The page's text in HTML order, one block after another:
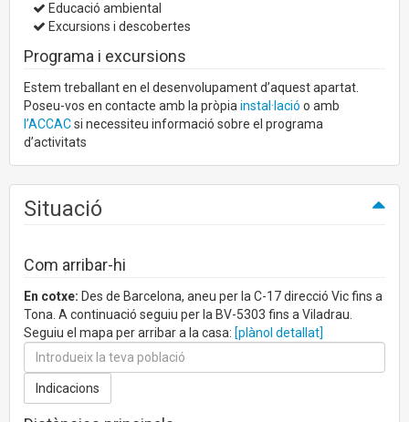
Educació ambiental
Excursions i descobertes
Programa i excursions
Estem treballant en el desenvolupament d’aquest apartat.
Poseu-vos en contacte amb la pròpiainstal·lació o amb
l’ACCACsi necessiteu informació sobre el programa
d’activitats
Situació
Com arribar-hi
En cotxe: Des de Barcelona, aneu per la C-17 direcció Vic fins a
Tona. A continuació seguiu per la BV-5303 fins a Viladrau.
Seguiu el mapa per arribar a la casa: [plànol detallat]